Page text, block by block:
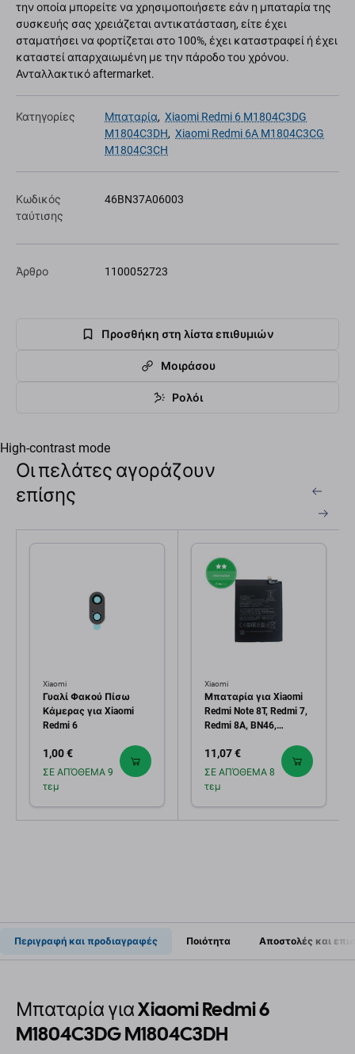
την οποία μπορείτε να χρησιμοποιήσετε εάν η μπαταρία της
συσκευής σας χρειάζεται αντικατάσταση, είτε έχει
σταματήσει να φορτίζεται στο 100%, έχει καταστραφεί ή έχει
καταστεί απαρχαιωμένη με την πάροδο του χρόνου.
Ανταλλακτικό aftermarket.
Κατηγορίες Μπαταρία, Xiaomi Redmi 6 M1804C3DG
M1804C3DH, Xiaomi Redmi 6A M1804C3CG
M1804C3CH
Κωδικός
ταύτισης
46BN37A06003
Άρθρο 1100052723
Προσθήκη στη λίστα επιθυμιών
Μοιράσου
Ρολόι
High-contrast mode
Οι πελάτες αγοράζουν
επίσης
Xiaomi
Γυαλί Φακού Πίσω
Κάμερας για Xiaomi
Redmi 6
1,00 €
ΣΕ ΑΠΌΘΕΜΑ 9
τεμ
Xiaomi
Μπαταρία για Xiaomi
Redmi Note 8T, Redmi 7,
Redmi 8A, BN46,
11,07 €
ΣΕ ΑΠΌΘΕΜΑ 8
τεμ
Περιγραφή και προδιαγραφές Ποιότητα Αποστολές και
Μπαταρία για Xiaomi Redmi 6
M1804C3DG M1804C3DH